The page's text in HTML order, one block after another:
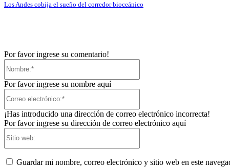
Los Andes cobija el sueño del corredor bioceánico
Por favor ingrese su comentario!
Por favor ingrese su nombre aquí
¡Has introducido una dirección de correo electrónico incorrecta!
Por favor ingrese su dirección de correo electrónico aquí
Guardar mi nombre, correo electrónico y sitio web en este